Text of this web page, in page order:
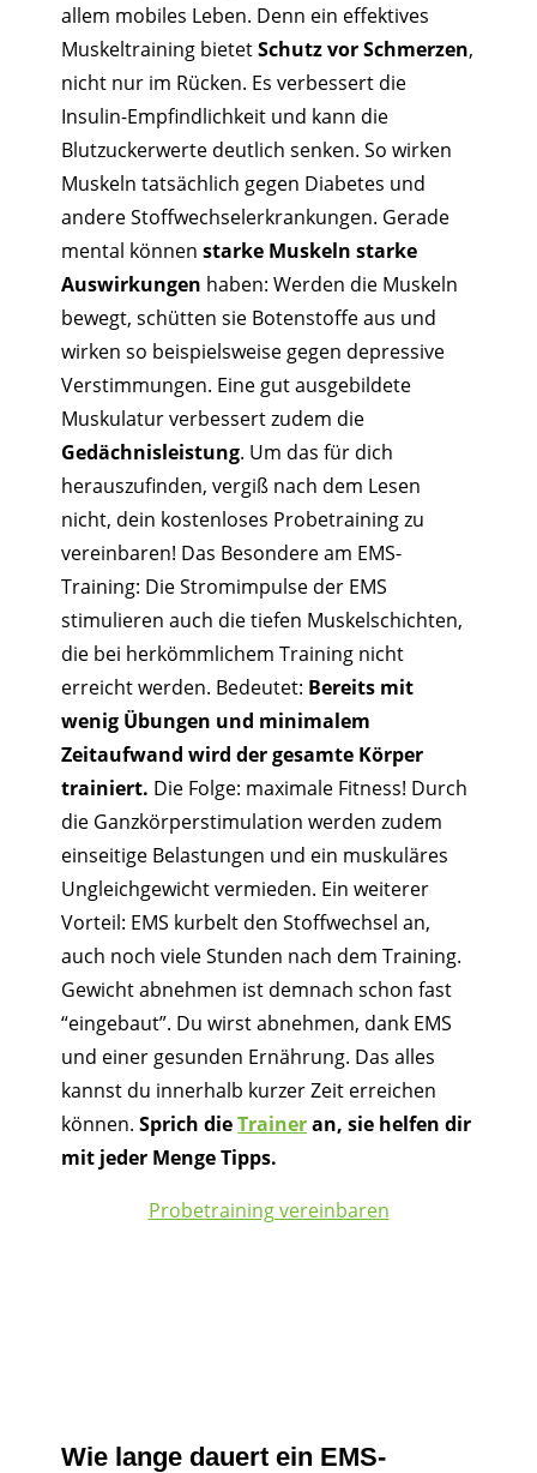
allem mobiles Leben. Denn ein effektives
Muskeltraining bietetSchutz vor Schmerzen,
nicht nur im Rücken. Es verbessert die
Insulin-Empfindlichkeit und kann die
Blutzuckerwerte deutlich senken. So wirken
Muskeln tatsächlich gegen Diabetes und
andere Stoffwechselerkrankungen. Gerade
mental könnenstarke Muskeln starke
Auswirkungen haben: Werden die Muskeln
bewegt, schütten sie Botenstoffe aus und
wirken so beispielsweise gegen depressive
Verstimmungen. Eine gut ausgebildete
Muskulatur verbessert zudem die
Gedächnisleistung. Um das für dich
herauszufinden, vergiß nach dem Lesen
nicht, dein kostenloses Probetraining zu
vereinbaren! Das Besondere am EMS-
Training: Die Stromimpulse der EMS
stimulieren auch die tiefen Muskelschichten,
die bei herkömmlichem Training nicht
erreicht werden. Bedeutet: Bereits mit
wenig Übungen und minimalem
Zeitaufwand wird der gesamte Körper
trainiert. Die Folge: maximale Fitness! Durch
die Ganzkörperstimulation werden zudem
einseitige Belastungen und ein muskuläres
Ungleichgewicht vermieden. Ein weiterer
Vorteil: EMS kurbelt den Stoffwechsel an,
auch noch viele Stunden nach dem Training.
Gewicht abnehmen ist demnach schon fast
“eingebaut”. Du wirst abnehmen, dank EMS
und einer gesunden Ernährung. Das alles
kannst du innerhalb kurzer Zeit erreichen
können.Sprich dieTraineran, sie helfen dir
mit jeder Menge Tipps.
Probetraining vereinbaren
Wie lange dauert ein EMS-